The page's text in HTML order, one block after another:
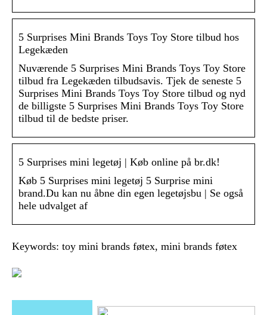
5 Surprises Mini Brands Toys Toy Store tilbud hos
Legekæden
Nuværende 5 Surprises Mini Brands Toys Toy Store
tilbud fra Legekæden tilbudsavis. Tjek de seneste 5
Surprises Mini Brands Toys Toy Store tilbud og nyd
de billigste 5 Surprises Mini Brands Toys Toy Store
tilbud til de bedste priser.
5 Surprises mini legetøj | Køb online på br.dk!
Køb 5 Surprises mini legetøj 5 Surprise mini
brand.Du kan nu åbne din egen legetøjsbu | Se også
hele udvalget af
Keywords: toy mini brands føtex, mini brands føtex